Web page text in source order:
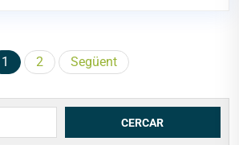
Paginació
les
entrades
1 2 Següent
CERCAR